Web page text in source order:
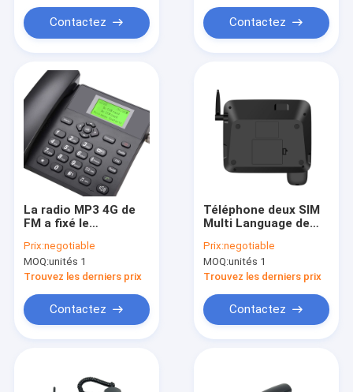
Produits
Contactez Contactez
La radio MP3 4G de
FM a fixé le
double SIM Landline
Phone
Prix:negotiable
MOQ:unités 1
Trouvez les derniers prix
Contactez
Téléphone deux SIM
Multi Language de
l'appel LTE de VOLTE
Prix:negotiable
MOQ:unités 1
Trouvez les derniers prix
Contactez